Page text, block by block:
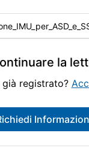
la
già registrato?
riconoscimento di
per il
il riconoscimento